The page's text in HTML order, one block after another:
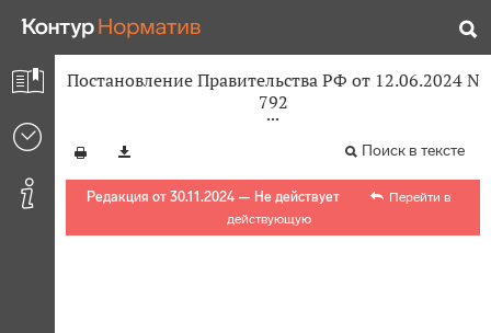
Постановление Правительства РФ от 12.06.2024 N
792
Поиск в тексте
Редакция от 30.11.2024 — Не действует
Перейти в
действующую